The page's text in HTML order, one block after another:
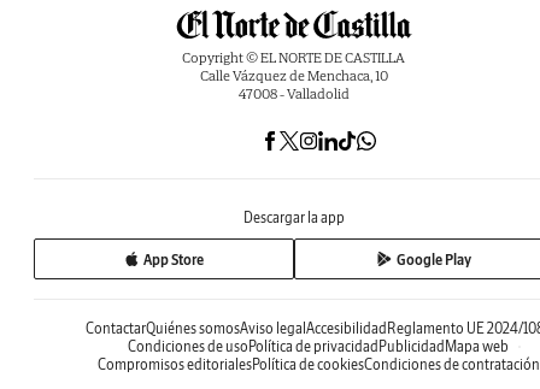
Copyright © EL NORTE DE CASTILLA
Calle Vázquez de Menchaca, 10
47008 - Valladolid
Descargar la app
App Store Google Play
ContactarQuiénes somosAviso legal Accesibilidad Reglamento UE 2024/
Condiciones de uso Política de privacidad Publicidad Mapa web
Compromisos editorialesPolítica de cookiesCondiciones de contratación